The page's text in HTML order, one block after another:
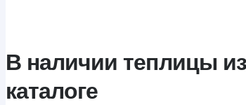
В наличии теплицы
каталоге